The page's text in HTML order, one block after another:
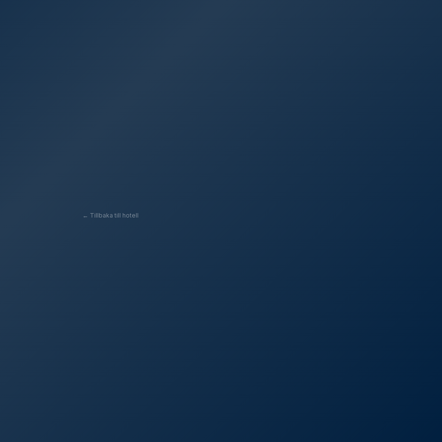
← Tillbaka till hotell